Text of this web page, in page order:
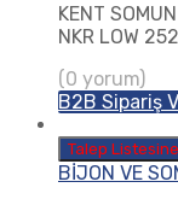
KENT
NKR LOW
(0 yorum)
B2B Sipariş
Talep
BİJON VE